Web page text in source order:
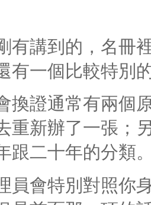
有講到的，名冊
有一個比較特別
換證通常有兩個
重新辦了一張；
跟二十年的分類
員會特別對照你